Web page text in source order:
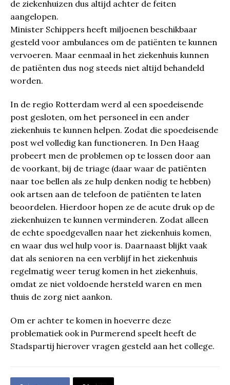
de ziekenhuizen dus altijd achter de feiten
aangelopen.
Minister Schippers heeft miljoenen beschikbaar
gesteld voor ambulances om de patiënten te kunnen
vervoeren. Maar eenmaal in het ziekenhuis kunnen
de patiënten dus nog steeds niet altijd behandeld
worden.
In de regio Rotterdam werd al een spoedeisende
post gesloten, om het personeel in een ander
ziekenhuis te kunnen helpen. Zodat die spoedeisende
post wel volledig kan functioneren. In Den Haag
probeert men de problemen op te lossen door aan
de voorkant, bij de triage (daar waar de patiënten
naar toe bellen als ze hulp denken nodig te hebben)
ook artsen aan de telefoon de patiënten te laten
beoordelen. Hierdoor hopen ze de acute druk op de
ziekenhuizen te kunnen verminderen. Zodat alleen
de echte spoedgevallen naar het ziekenhuis komen,
en waar dus wel hulp voor is. Daarnaast blijkt vaak
dat als senioren na een verblijf in het ziekenhuis
regelmatig weer terug komen in het ziekenhuis,
omdat ze niet voldoende hersteld waren en men
thuis de zorg niet aankon.
Om er achter te komen in hoeverre deze
problematiek ook in Purmerend speelt heeft de
Stadspartij hierover vragen gesteld aan het college.